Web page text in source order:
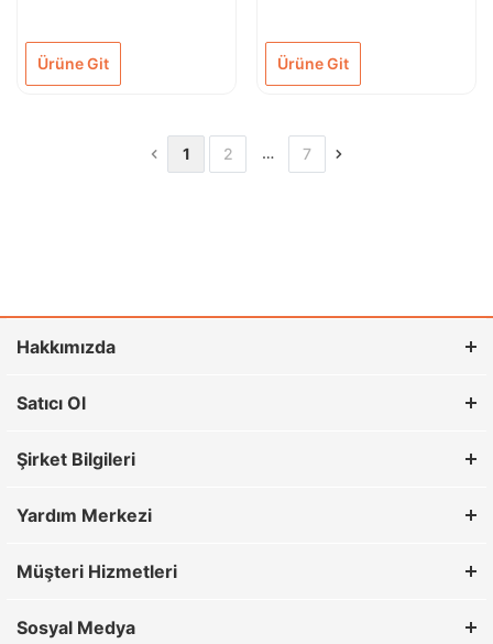
Ürüne Git Ürüne Git
1 2 … 7
Hakkımızda
Satıcı Ol
Şirket Bilgileri
Yardım Merkezi
Müşteri Hizmetleri
Sosyal Medya